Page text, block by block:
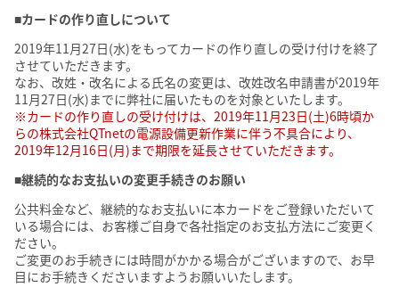
■カードの作り直しについて
2019年11月27日(水)をもってカードの作り直しの受け付けを終了
させていただきます。
なお、改姓・改名による氏名の変更は、改姓改名申請書が2019年
11月27日(水)までに弊社に届いたものを対象といたします。
※カードの作り直しの受け付けは、2019年11月23日(土)6時頃か
らの株式会社QTnetの電源設備更新作業に伴う不具合により、
2019年12月16日(月)まで期限を延長させていただきます。
■継続的なお支払いの変更手続きのお願い
公共料金など、継続的なお支払いに本カードをご登録いただいて
いる場合には、お客様ご自身で各社指定のお支払方法にご変更く
ださい。
ご変更のお手続きには時間がかかる場合がございますので、お早
目にお手続きくださいますようお願いいたします。